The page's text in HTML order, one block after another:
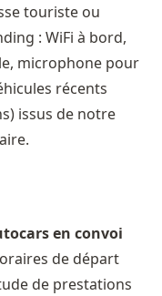
touriste ou
: WiFi à bord,
microphone pour
récents
issus de notre
en convoi
de départ
de prestations